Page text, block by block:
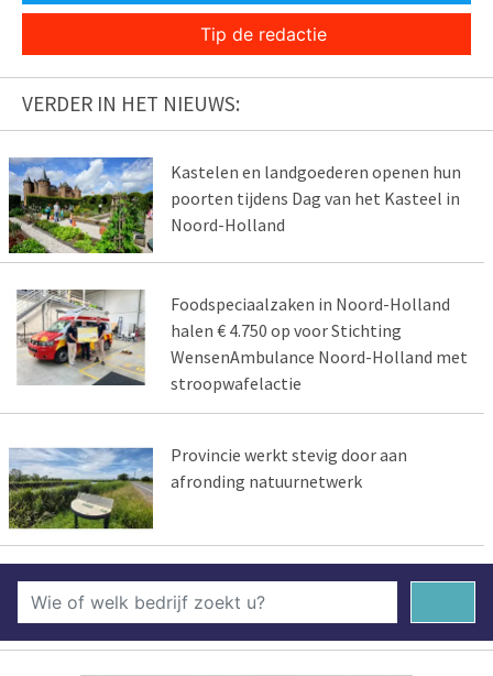
Tip de redactie
VERDER IN HET NIEUWS:
Kastelen en landgoederen openen hun
poorten tijdens Dag van het Kasteel in
Noord-Holland
Foodspeciaalzaken in Noord-Holland
halen € 4.750 op voor Stichting
WensenAmbulance Noord-Holland met
stroopwafelactie
Provincie werkt stevig door aan
afronding natuurnetwerk